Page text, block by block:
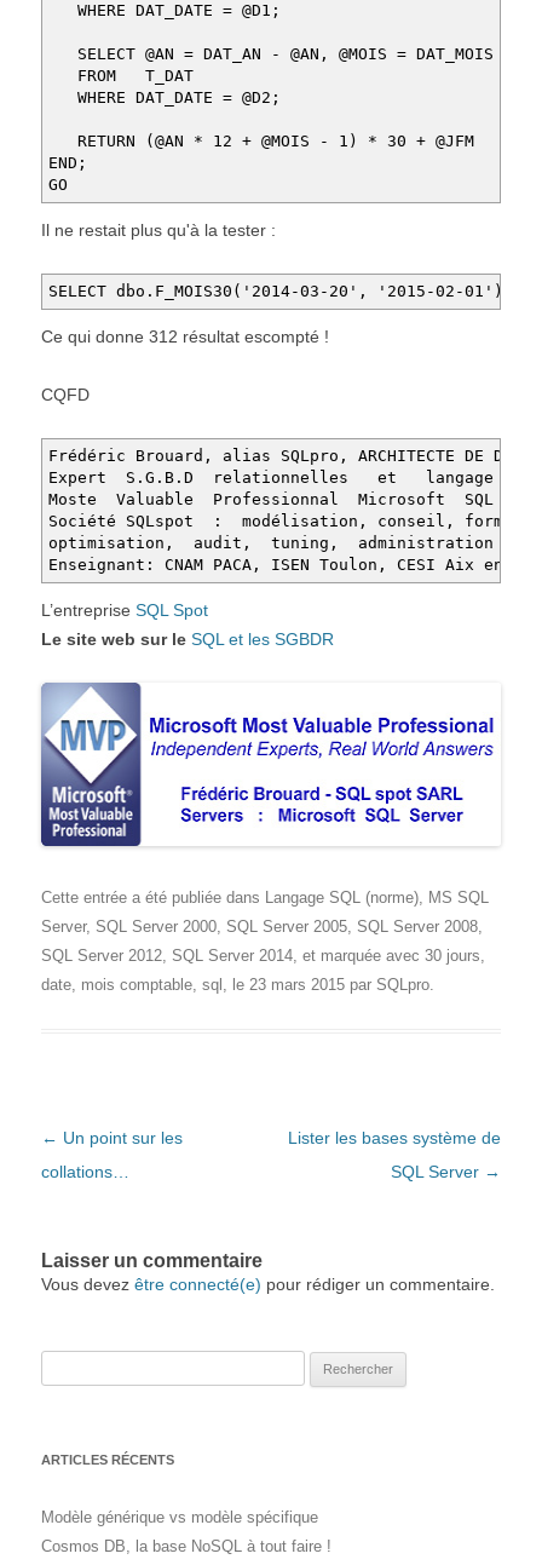
ANDT2 DAT_NB_JOUR_FIN_MOIS
WHERE DAT_DATE = @D1;
SELECT @AN = DAT_AN - @AN, @MOIS = DAT_MOIS -
FROM T_DAT
WHERE DAT_DATE = @D2;
RETURN (@AN * 12 + @MOIS - 1) * 30 + @JFM
END;
GO
Il ne restait plus qu'à la tester :
SELECT dbo.F_MOIS30('2014-03-20', '2015-02-01')
Ce qui donne 312 résultat escompté !
CQFD
Frédéric Brouard, alias SQLpro, ARCHITECTE DE
Expert S.G.B.D relationnelles et langage
Moste Valuable Professionnal Microsoft SQL
Société SQLspot : modélisation, conseil,
optimisation, audit, tuning, administration
Enseignant: CNAM PACA, ISEN Toulon, CESI Aix en
L’entreprise SQL Spot
Le site web sur le SQL et les SGBDR
Cette entrée a été publiée dans Langage SQL (norme), MS SQL
Server, SQL Server 2000, SQL Server 2005, SQL Server 2008,
SQL Server 2012, SQL Server 2014, et marquée avec 30 jours,
date, mois comptable, sql , le 23 mars 2015 par SQLpro.
Navigation des articles
← Un point sur les
collations…
Lister les bases système de
SQL Server →
Laisser un commentaire
Vous devez être connecté(e) pour rédiger un commentaire.
ARTICLES RÉCENTS
Modèle générique vs modèle spécifique
Cosmos DB, la base NoSQL à tout faire !